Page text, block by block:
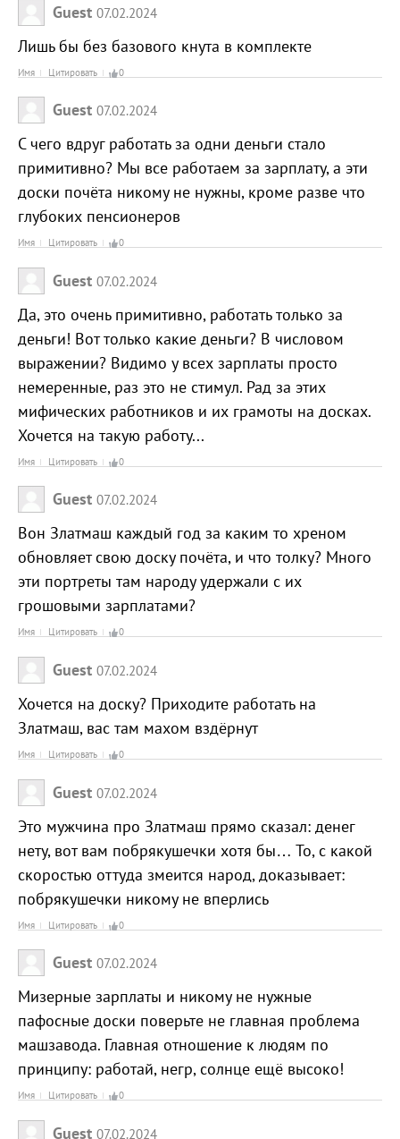
Guest 07.02.2024
Лишь бы без базового кнута в комплекте
Имя Цитировать 0
Guest 07.02.2024
С чего вдруг работать за одни деньги стало
примитивно? Мы все работаем за зарплату, а эти
доски почёта никому не нужны, кроме разве что
глубоких пенсионеров
Имя Цитировать 0
Guest 07.02.2024
Да, это очень примитивно, работать только за
деньги! Вот только какие деньги? В числовом
выражении? Видимо у всех зарплаты просто
немеренные, раз это не стимул. Рад за этих
мифических работников и их грамоты на досках.
Хочется на такую работу...
Имя Цитировать 0
Guest 07.02.2024
Вон Златмаш каждый год за каким то хреном
обновляет свою доску почёта, и что толку? Много
эти портреты там народу удержали с их
грошовыми зарплатами?
Имя Цитировать 0
Guest 07.02.2024
Хочется на доску? Приходите работать на
Златмаш, вас там махом вздёрнут
Имя Цитировать 0
Guest 07.02.2024
Это мужчина про Златмаш прямо сказал: денег
нету, вот вам побрякушечки хотя бы… То, с какой
скоростью оттуда змеится народ, доказывает:
побрякушечки никому не вперлись
Имя Цитировать 0
Guest 07.02.2024
Мизерные зарплаты и никому не нужные
пафосные доски поверьте не главная проблема
машзавода. Главная отношение к людям по
принципу: работай, негр, солнце ещё высоко!
Имя Цитировать 0
Guest 07.02.2024